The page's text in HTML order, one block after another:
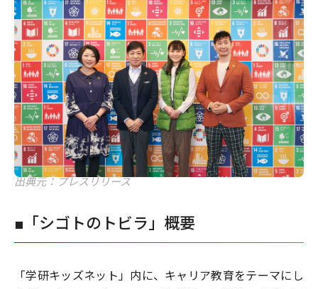
出典元：プレスリリース
■「シゴトのトビラ」概要
「学研キッズネット」内に、キャリア教育をテーマにし